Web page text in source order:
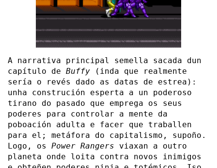
A narrativa principal semella sacada dun
capítulo de Buffy (inda que realmente
sería o revés dado as datas de estrea):
unha construción esperta a un poderoso
tirano do pasado que emprega os seus
poderes para controlar a mente da
poboación adulta e facer que traballen
para el; metáfora do capitalismo, supoño.
Logo, os Power Rangers viaxan a outro
planeta onde loita contra novos inimigos